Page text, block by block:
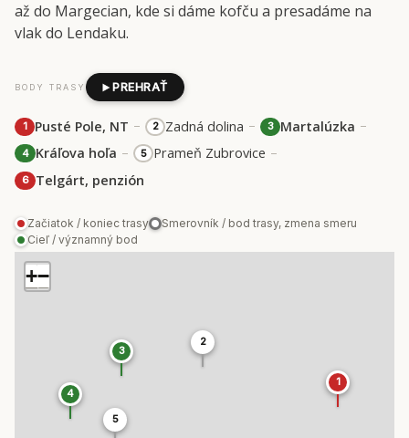
až do Margecian, kde si dáme kofču a presadáme na
vlak do Lendaku.
BODY TRASY PREHRAŤ
1 Pusté Pole, NT – 2 Zadná dolina – 3 Martalúzka –
4 Kráľova hoľa – 5 Prameň Zubrovice –
6 Telgárt, penzión
Začiatok / koniec trasy
Smerovník / bod trasy, zmena smeru
Cieľ / významný bod
1
2
3
4
5
+−